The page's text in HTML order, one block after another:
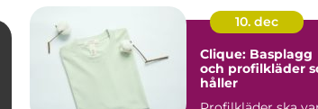
10. dec
Clique: Basplagg
och profilkläder
håller